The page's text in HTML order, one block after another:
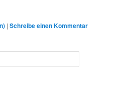
|Schreibe einen Kommentar